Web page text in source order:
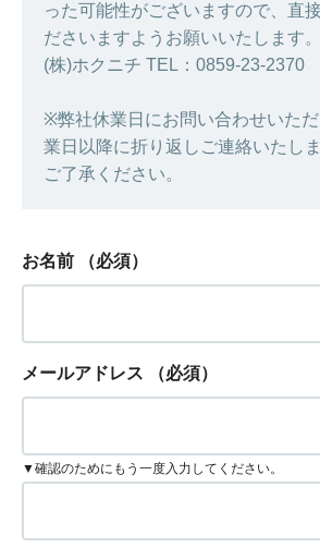
った可能性がございますので、直
ださいますようお願いいたします。
(株)ホクニチ TEL：0859-23-2370
※弊社休業日にお問い合わせいた
業日以降に折り返しご連絡いたし
ご了承ください。
お名前 （必須）
メールアドレス （必須）
▼確認のためにもう一度入力してください。